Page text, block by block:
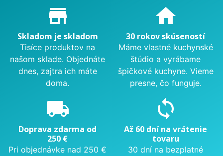
Proč nakupovat u nás?
store_mall_directory
Skladom je skladom
Tisíce produktov na
našom sklade. Objednáte
dnes, zajtra ich máte
doma.
home
30 rokov skúseností
Máme vlastné kuchynské
štúdio a vyrábame
špičkové kuchyne. Vieme
presne, čo funguje.
local_shipping
Doprava zdarma od
250 €
Pri objednávke nad 250 €
sync
Až 60 dní na vrátenie
tovaru
30 dní na bezplatné